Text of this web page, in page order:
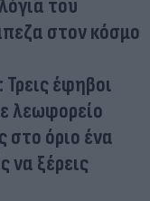
του
στον κόσμο
έφηβοι
λεωφορείο
στο όριο ένα
να ξέρεις